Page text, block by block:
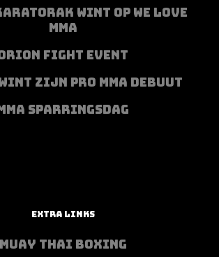
WINT OP WE LOVE
MMA
FIGHT EVENT
ZIJN PRO MMA DEBUUT
SPARRINGSDAG
EXTRA LINKS
MUAY THAI BOXING